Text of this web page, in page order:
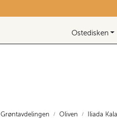
Ostedisken
Grøntavdelingen Oliven Iliada